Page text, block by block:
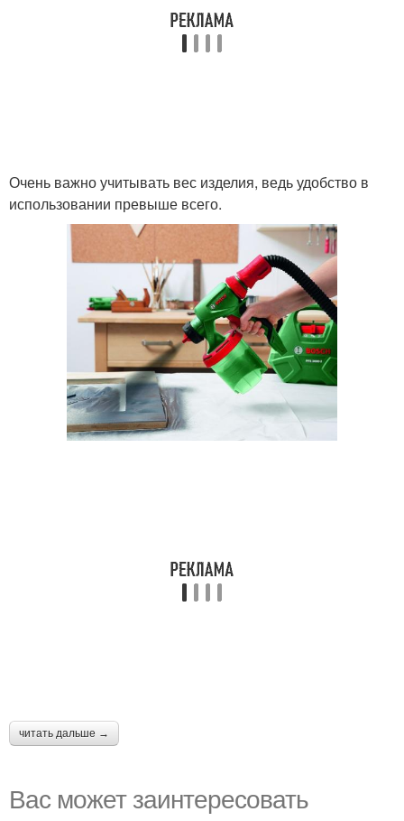
Очень важно учитывать вес изделия, ведь удобство в
использовании превыше всего.
читать дальше →
Вас может заинтересовать